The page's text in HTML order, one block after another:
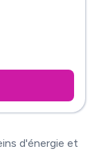
d'énergie et